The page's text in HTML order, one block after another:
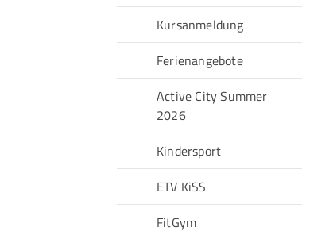
Kursanmeldung
Ferienangebote
Active City Summer
2026
Kindersport
ETV KiSS
FitGym
Sportangebote finden
Unser Sportangebot
Sportsuche
Ausfälle und Vertretungen
Deutsches Sportabzeichen